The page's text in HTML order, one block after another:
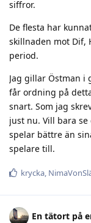
siffror.
De flesta har
skillnaden mot Dif,
period.
Jag gillar Östman
får ordning på
snart. Som jag
just nu. Vill bara
spelar bättre än
spelare till.
krycka,
En tätort på